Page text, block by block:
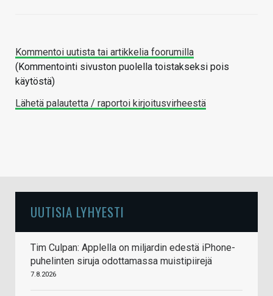
Kommentoi uutista tai artikkelia foorumilla
(Kommentointi sivuston puolella toistakseksi pois
käytöstä)
Lähetä palautetta / raportoi kirjoitusvirheestä
UUTISIA LYHYESTI
Tim Culpan: Applella on miljardin edestä iPhone-
puhelinten siruja odottamassa muistipiirejä
7.8.2026